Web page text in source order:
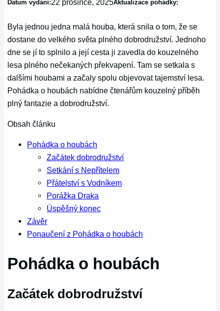
Datum vydání: Aktualizace pohádky:
Byla jednou jedna malá houba, která snila o tom, že se
dostane do velkého světa plného dobrodružství. Jednoho
dne se jí to splnilo a její cesta ji zavedla do kouzelného
lesa plného nečekaných překvapení. Tam se setkala s
dalšími houbami a začaly spolu objevovat tajemství lesa.
Pohádka o houbách nabídne čtenářům kouzelný příběh
plný fantazie a dobrodružství.
Obsah článku
Pohádka o houbách
Začátek dobrodružství
Setkání s Nepřítelem
Přátelství s Vodníkem
Porážka Draka
Úspěšný konec
Závěr
Ponaučení z Pohádka o houbách
Pohádka o houbách
Začátek dobrodružství